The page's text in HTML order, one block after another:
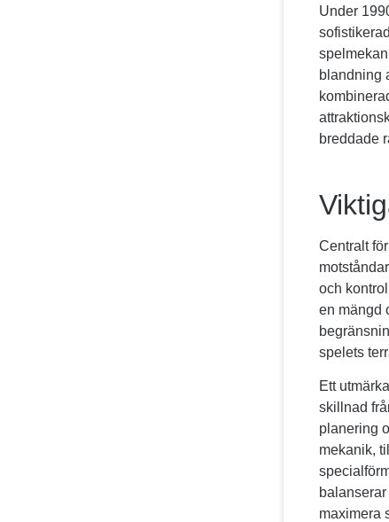
Under
blandning
breddade
Centralt
och
en mängd
spelets
Ett
skillnad
planering
mekanik,
maximera